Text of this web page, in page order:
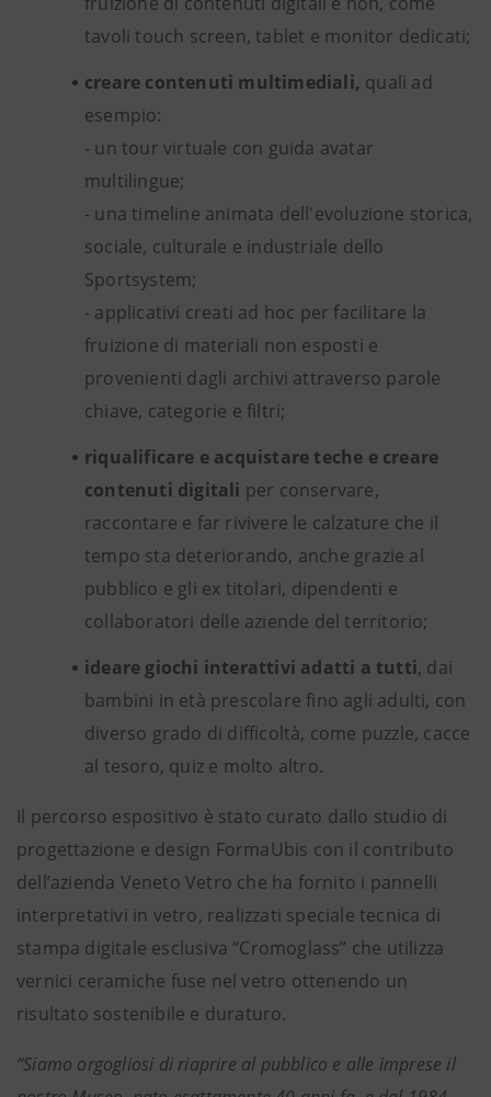
tavoli touch screen, tablet e monitor dedicati;
creare contenuti multimediali, quali ad
esempio:
- un tour virtuale con guida avatar
multilingue;
- una timeline animata dell'evoluzione storica,
sociale, culturale e industriale dello
Sportsystem;
- applicativi creati ad hoc per facilitare la
fruizione di materiali non esposti e
provenienti dagli archivi attraverso parole
chiave, categorie e filtri;
riqualificare e acquistare teche e creare
contenuti digitali per conservare,
raccontare e far rivivere le calzature che il
tempo sta deteriorando, anche grazie al
pubblico e gli ex titolari, dipendenti e
collaboratori delle aziende del territorio;
ideare giochi interattivi adatti a tutti, dai
bambini in età prescolare fino agli adulti, con
diverso grado di difficoltà, come puzzle, cacce
al tesoro, quiz e molto altro.
Il percorso espositivo è stato curato dallo studio di
progettazione e design FormaUbis con il contributo
dell’azienda Veneto Vetro che ha fornito i pannelli
interpretativi in vetro, realizzati speciale tecnica di
stampa digitale esclusiva “Cromoglass” che utilizza
vernici ceramiche fuse nel vetro ottenendo un
risultato sostenibile e duraturo.
“Siamo orgogliosi di riaprire al pubblico e alle imprese il